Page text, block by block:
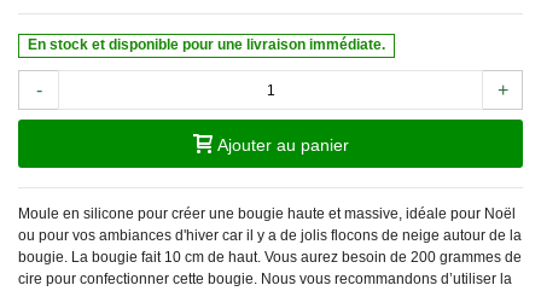
En stock et disponible pour une livraison immédiate.
- +
Ajouter au panier
Moule en silicone pour créer une bougie haute et massive, idéale pour Noël
ou pour vos ambiances d'hiver car il y a de jolis flocons de neige autour de la
bougie. La bougie fait 10 cm de haut. Vous aurez besoin de 200 grammes de
cire pour confectionner cette bougie. Nous vous recommandons d’utiliser la